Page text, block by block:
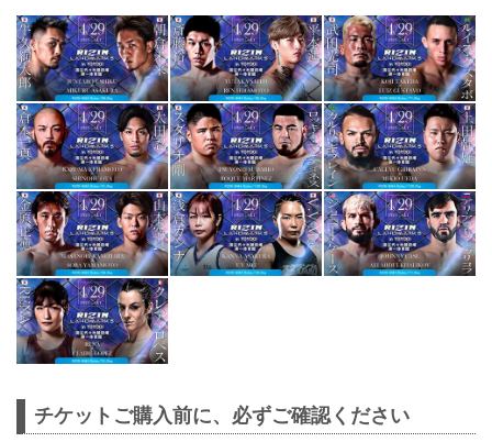
チケットご購入前に、必ずご確認ください